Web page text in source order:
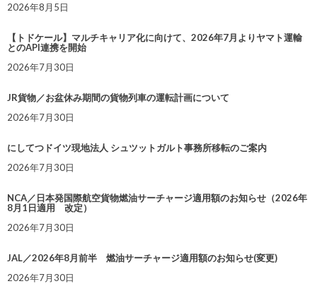
2026年8月5日
【トドケール】マルチキャリア化に向けて、2026年7月よりヤマト運輸
とのAPI連携を開始
2026年7月30日
JR貨物／お盆休み期間の貨物列車の運転計画について
2026年7月30日
にしてつドイツ現地法人 シュツットガルト事務所移転のご案内
2026年7月30日
NCA／日本発国際航空貨物燃油サーチャージ適用額のお知らせ（2026年
8月1日適用 改定）
2026年7月30日
JAL／2026年8月前半 燃油サーチャージ適用額のお知らせ(変更)
2026年7月30日